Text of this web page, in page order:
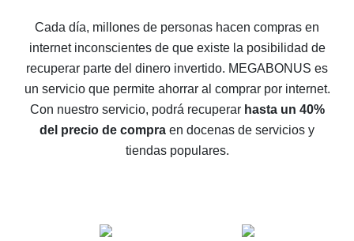
AliExpress
Cómo obtener el reembolso en AliExpress: formas
sencillas de recuperar el dinero
Reembolso del 10% en AliExpress: lo imposible es
posible
El reembolso más rentable en AliExpress: cómo
encontrarlo
Cada día, millones de personas hacen compras en
internet inconscientes de que existe la posibilidad de
recuperar parte del dinero invertido. MEGABONUS es
un servicio que permite ahorrar al comprar por internet.
Con nuestro servicio, podrá recuperar hasta un 40%
del precio de compra en docenas de servicios y
tiendas populares.